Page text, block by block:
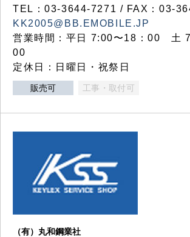
TEL：03‐3644‐7271 / FAX：03-
KK2005@BB.EMOBILE.JP
営業時間：平日 7:00〜18：00 土 7
00
定休日：日曜日・祝祭日
販売可 工事・取付可
（有）丸和鋼業社